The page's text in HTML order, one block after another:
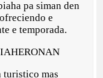
pa siman den
e
e temporada.
turistico mas